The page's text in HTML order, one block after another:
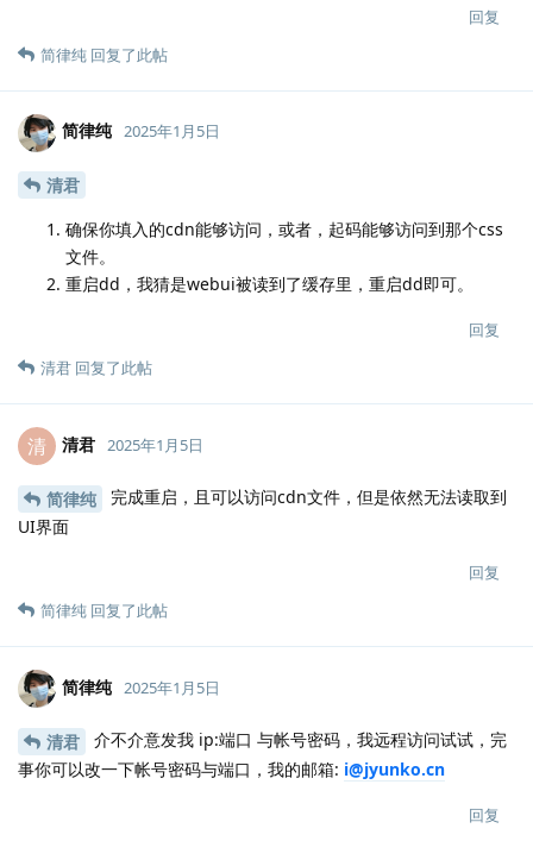
回复
简律纯 回复了此帖
简律纯 2025年1月5日
清君
确保你填入的cdn能够访问，或者，起码能够访问到那个css
文件。
重启dd，我猜是webui被读到了缓存里，重启dd即可。
回复
清君 回复了此帖
清 清君 2025年1月5日
简律纯
完成重启，且可以访问cdn文件，但是依然无法读取到
UI界面
回复
简律纯 回复了此帖
简律纯 2025年1月5日
清君
介不介意发我 ip:端口 与帐号密码，我远程访问试试，完
事你可以改一下帐号密码与端口，我的邮箱: i@jyunko.cn
回复